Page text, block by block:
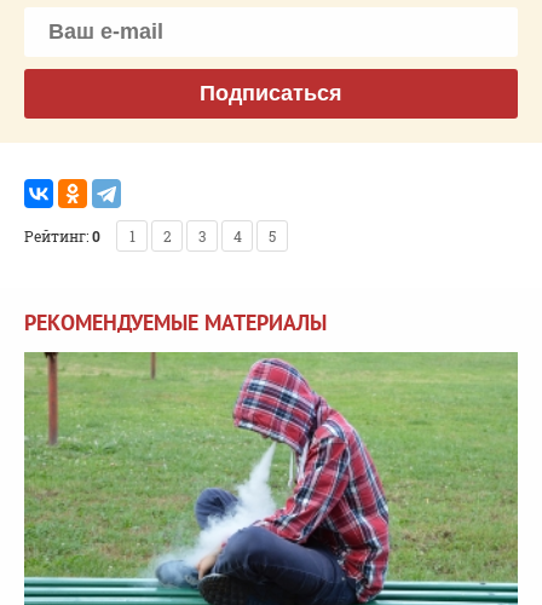
Подписаться
Рейтинг:0 1 2 3 4 5
РЕКОМЕНДУЕМЫЕ МАТЕРИАЛЫ